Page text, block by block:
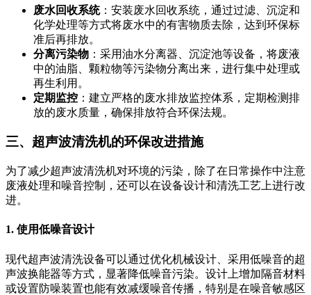
废水回收系统：安装废水回收系统，通过过滤、沉淀和
化学处理等方式将废水中的有害物质去除，达到环保标
准后再排放。
分离污染物 ：采用油水分离器、沉淀池等设备，将废液
中的油脂、颗粒物等污染物分离出来，进行集中处理或
再生利用。
定期监控 ：建立严格的废水排放监控体系，定期检测排
放的废水质量，确保排放符合环保法规。
三、超声波清洗机的环保改进措施
为了减少超声波清洗机对环境的污染，除了在日常操作中注意
废液处理和噪音控制，还可以在设备设计和清洗工艺上进行改
进。
1. 使用低噪音设计
现代超声波清洗设备可以通过优化机械设计、采用低噪音的超
声波换能器等方式，显著降低噪音污染。设计上增加隔音材料
或设置防噪装置也能有效减缓噪音传播，特别是在噪音敏感区